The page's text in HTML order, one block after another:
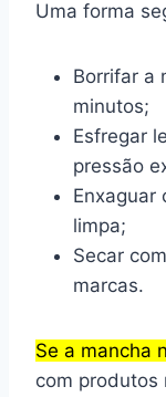
Uma forma
Borrifar a
minutos;
Esfregar
pressão
Enxaguar
limpa;
Secar
marcas.
Se a mancha
com produtos